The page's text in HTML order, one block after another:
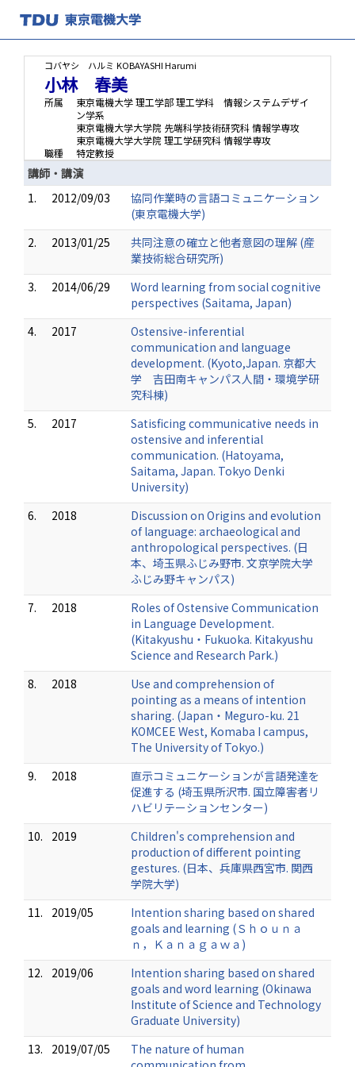
コバヤシ ハルミ KOBAYASHI Harumi
小林 春美
所属
東京電機大学 理工学部 理工学科 情報システムデザイ
ン学系
東京電機大学大学院 先端科学技術研究科 情報学専攻
東京電機大学大学院 理工学研究科 情報学専攻
職種
特定教授
講師・講演
1.
2012/09/03
協同作業時の言語コミュニケーション
(東京電機大学)
2.
2013/01/25
共同注意の確立と他者意図の理解 (産
業技術総合研究所)
3.
2014/06/29
Word learning from social cognitive
perspectives (Saitama, Japan)
4.
2017
Ostensive-inferential
communication and language
development. (Kyoto,Japan. 京都大
学 吉田南キャンパス人間・環境学研
究科棟)
5.
2017
Satisficing communicative needs in
ostensive and inferential
communication. (Hatoyama,
Saitama, Japan. Tokyo Denki
University)
6.
2018
Discussion on Origins and evolution
of language: archaeological and
anthropological perspectives. (日
本、埼玉県ふじみ野市. 文京学院大学
ふじみ野キャンパス)
7.
2018
Roles of Ostensive Communication
in Language Development.
(Kitakyushu・Fukuoka. Kitakyushu
Science and Research Park.)
8.
2018
Use and comprehension of
pointing as a means of intention
sharing. (Japan・Meguro-ku. 21
KOMCEE West, Komaba I campus,
The University of Tokyo.)
9.
2018
直示コミュニケーションが言語発達を
促進する (埼玉県所沢市. 国立障害者リ
ハビリテーションセンター)
10.
2019
Children's comprehension and
production of different pointing
gestures. (日本、兵庫県西宮市. 関西
学院大学)
11.
2019/05
Intention sharing based on shared
goals and learning (Ｓｈｏｕｎａ
ｎ，Ｋａｎａｇａｗａ)
12.
2019/06
Intention sharing based on shared
goals and word learning (Okinawa
Institute of Science and Technology
Graduate University)
13.
2019/07/05
The nature of human